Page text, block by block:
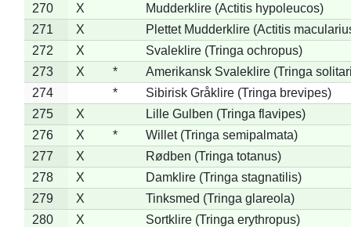
270
X
Mudderklire (Actitis hypoleucos)
271
X
Plettet Mudderklire (Actitis
272
X
Svaleklire (Tringa ochropus)
273
X *
Amerikansk Svaleklire (Tringa
274
*
Sibirisk Gråklire (Tringa brevipes)
275
X
Lille Gulben (Tringa flavipes)
276
X *
Willet (Tringa semipalmata)
277
X
Rødben (Tringa totanus)
278
X
Damklire (Tringa stagnatilis)
279
X
Tinksmed (Tringa glareola)
280
X
Sortklire (Tringa erythropus)